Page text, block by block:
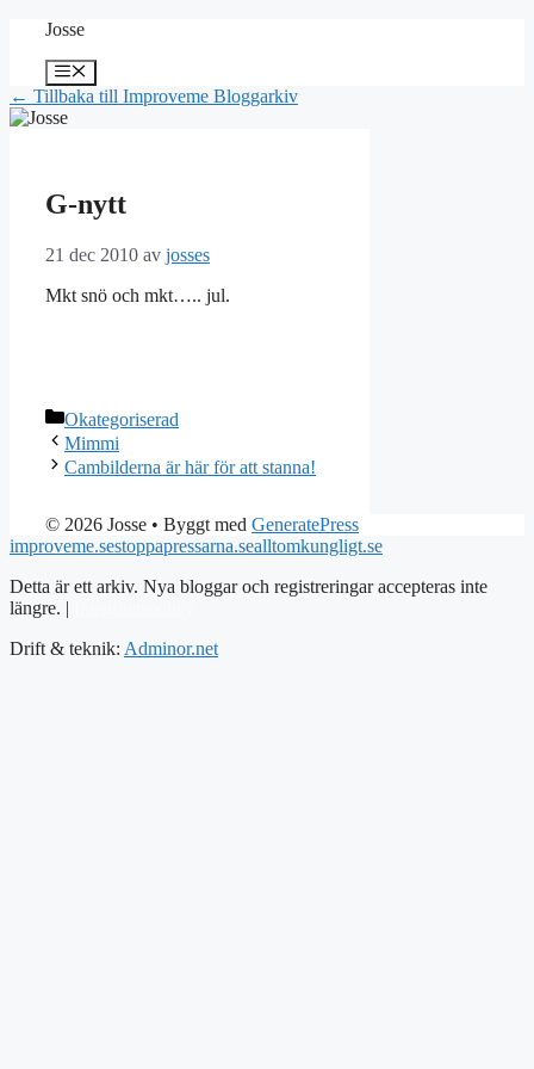
Hoppa
innehåll
Josse
Meny
← Tillbaka till Improveme Bloggarkiv
G-nytt
21 dec 2010 av josses
Mkt snö och mkt….. jul.
Kategorier
Okategoriserad
Mimmi
Cambilderna är här för att stanna!
© 2026 Josse • Byggt med GeneratePress
improveme.sestoppapressarna.sealltomkungligt.se
Detta är ett arkiv. Nya bloggar och registreringar accepteras inte
längre. |
Drift & teknik: Adminor.net